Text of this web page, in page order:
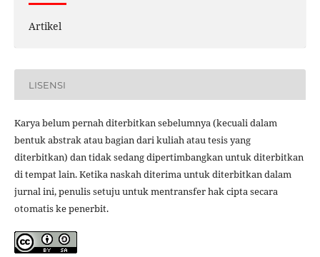
Artikel
LISENSI
Karya belum pernah diterbitkan sebelumnya (kecuali dalam
bentuk abstrak atau bagian dari kuliah atau tesis yang
diterbitkan) dan tidak sedang dipertimbangkan untuk diterbitkan
di tempat lain. Ketika naskah diterima untuk diterbitkan dalam
jurnal ini, penulis setuju untuk mentransfer hak cipta secara
otomatis ke penerbit.